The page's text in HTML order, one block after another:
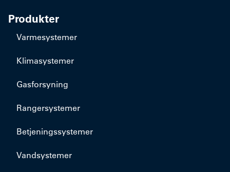
Produkter
Varmesystemer
Klimasystemer
Gasforsyning
Rangersystemer
Betjeningssystemer
Vandsystemer